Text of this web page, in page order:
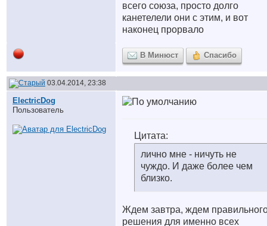
всего союза, просто долго
канетелели они с этим, и вот
наконец прорвало
В Минюст Спасибо
03.04.2014, 23:38
ElectricDog
Пользователь
Цитата:
лично мне - ничуть не
чуждо. И даже более чем
близко.
Ждем завтра, ждем
решения для именно всех